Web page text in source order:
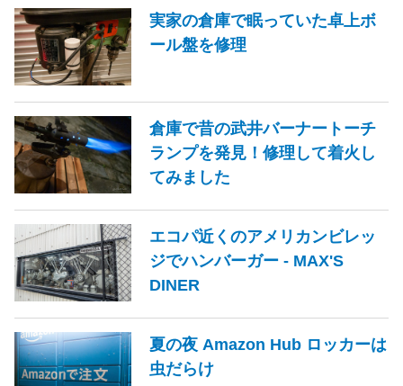
実家の倉庫で眠っていた卓上ボ
ール盤を修理
倉庫で昔の武井バーナートーチ
ランプを発見！修理して着火し
てみました
エコパ近くのアメリカンビレッ
ジでハンバーガー - MAX'S
DINER
夏の夜 Amazon Hub ロッカーは
虫だらけ